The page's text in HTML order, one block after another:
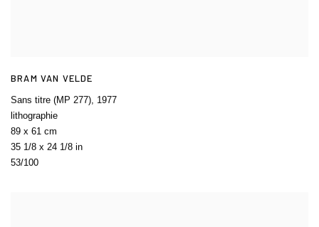
BRAM VAN VELDE
Sans titre (MP 277), 1977
lithographie
89 x 61 cm
35 1/8 x 24 1/8 in
53/100